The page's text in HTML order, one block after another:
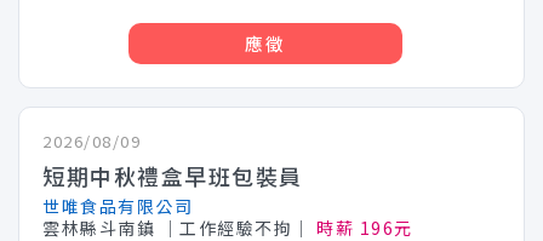
應徵
2026/08/09
短期中秋禮盒早班包裝員
世唯食品有限公司
雲林縣斗南鎮
│工作經驗不拘│ 時薪 196元